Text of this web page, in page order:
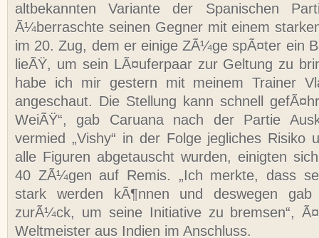
altbekannten Variante der Spanischen
Ã¼berraschte seinen Gegner mit einem
im 20. Zug, dem er einige ZÃ¼ge spÃ¤ter ein
lieÃŸ, um sein LÃ¤uferpaar zur Geltung zu
habe ich mir gestern mit meinem Trainer
angeschaut. Die Stellung kann schnell
WeiÃŸ“, gab Caruana nach der Partie
vermied „Vishy“ in der Folge jegliches Risiko
alle Figuren abgetauscht wurden, einigten
40 ZÃ¼gen auf Remis. „Ich merkte, dass
stark werden kÃ¶nnen und deswegen
zurÃ¼ck, um seine Initiative zu bremsen“,
Weltmeister aus Indien im Anschluss.